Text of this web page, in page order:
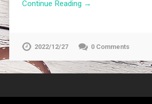
Continue Reading →
2022/12/27 0 Comments